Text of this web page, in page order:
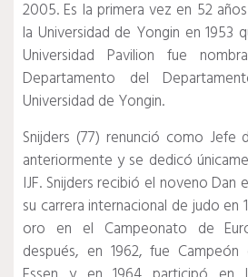
2005. Es la primera vez en 52
la Universidad de Yongin en 1953
Universidad Pavilion fue
Departamento del
Universidad de Yongin.
Snijders (77) renunció como Jefe
anteriormente y se dedicó
IJF. Snijders recibió el noveno Dan
su carrera internacional de judo en
oro en el Campeonato de
después, en 1962, fue